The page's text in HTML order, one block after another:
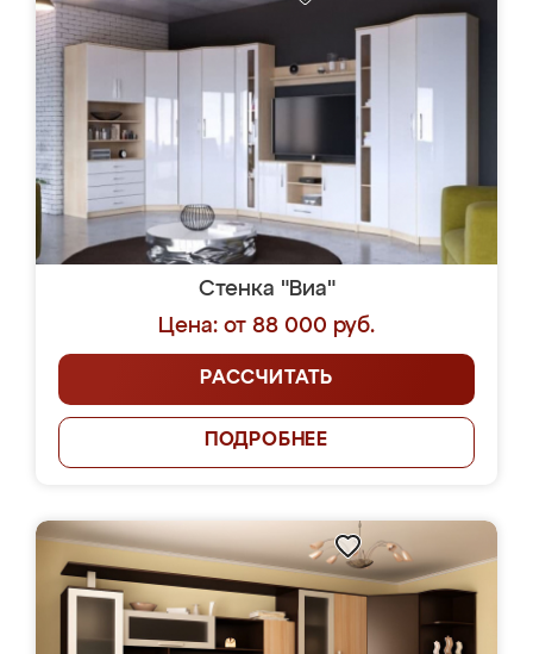
Стенка "Виа"
Цена: от 88 000 руб.
РАССЧИТАТЬ
ПОДРОБНЕЕ